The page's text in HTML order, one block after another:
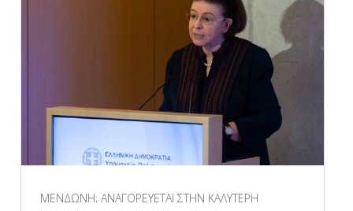
ΜΕΝΔΩΝΗ: ΑΝΑΓΟΡΕΥΕΤΑΙ ΣΤΗΝ ΚΑΛΥΤΕΡΗ